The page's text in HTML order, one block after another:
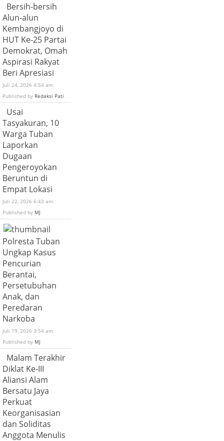
Bersih-bersih
Alun-alun
Kembangjoyo di
HUT Ke-25 Partai
Demokrat, Omah
Aspirasi Rakyat
Beri Apresiasi
Juli 24, 2026 4:54 am
Published by Redaksi Pati
Usai
Tasyakuran, 10
Warga Tuban
Laporkan
Dugaan
Pengeroyokan
Beruntun di
Empat Lokasi
Juli 22, 2026 6:43 am
Published by MJ
Polresta Tuban
Ungkap Kasus
Pencurian
Berantai,
Persetubuhan
Anak, dan
Peredaran
Narkoba
Juli 19, 2026 3:54 am
Published by MJ
Malam Terakhir
Diklat Ke-III
Aliansi Alam
Bersatu Jaya
Perkuat
Keorganisasian
dan Soliditas
Anggota Menulis